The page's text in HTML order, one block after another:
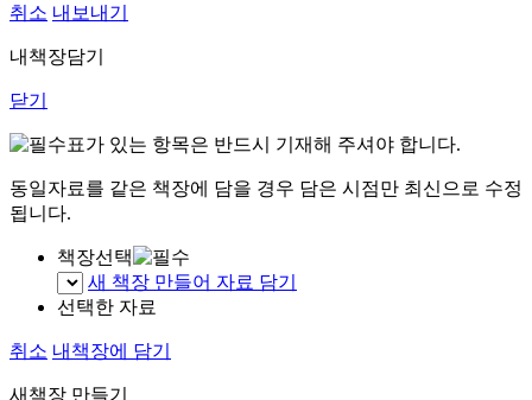
취소 내보내기
내책장담기
닫기
표가 있는 항목은 반드시 기재해 주셔야 합니다.
동일자료를 같은 책장에 담을 경우 담은 시점만 최신으로 수정
됩니다.
책장선택
새 책장 만들어 자료 담기
선택한 자료
취소 내책장에 담기
새책장 만들기